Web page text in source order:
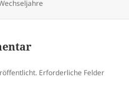
Erforderliche Felder